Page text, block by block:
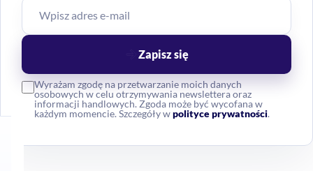
Wyrażam zgodę na przetwarzanie moich danych
osobowych w celu otrzymywania newslettera oraz
informacji handlowych. Zgoda może być wycofana w
każdym momencie. Szczegóły wpolityce prywatności.
Zapisz się